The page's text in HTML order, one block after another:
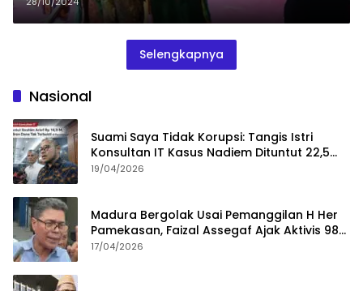
Selengkapnya
Nasional
Suami Saya Tidak Korupsi: Tangis Istri
Konsultan IT Kasus Nadiem Dituntut 22,5
Tahun
19/04/2026
Madura Bergolak Usai Pemanggilan H Her
Pamekasan, Faizal Assegaf Ajak Aktivis 98
Bongkar Permainan KPK
17/04/2026